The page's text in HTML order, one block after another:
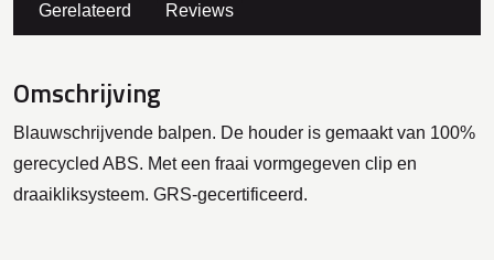
Gerelateerd Reviews
Omschrijving
Blauwschrijvende balpen. De houder is gemaakt van 100%
gerecycled ABS. Met een fraai vormgegeven clip en
draaikliksysteem. GRS-gecertificeerd.